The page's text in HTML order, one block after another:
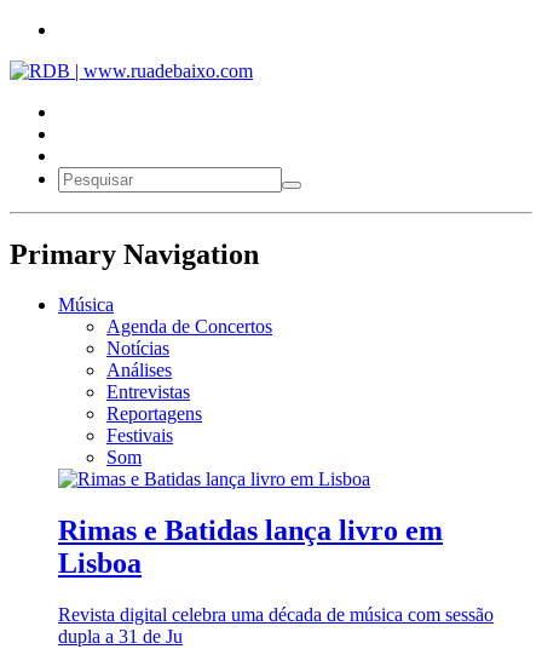
Primary Navigation
Música
Agenda de Concertos
Notícias
Análises
Entrevistas
Reportagens
Festivais
Som
Rimas e Batidas lança livro em
Lisboa
Revista digital celebra uma década de música com sessão
dupla a 31 de Ju